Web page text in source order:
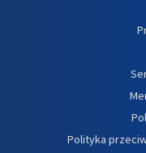
Polityka